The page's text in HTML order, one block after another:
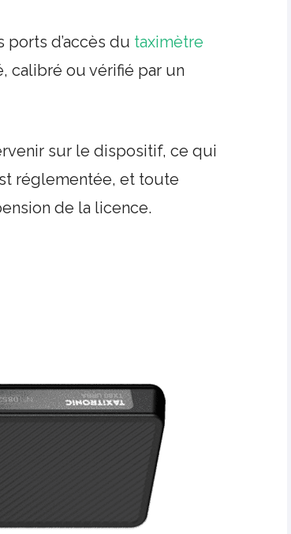
d’accès du taximètre
calibré ou vérifié par un
sur le dispositif, ce qui
réglementée, et toute
de la licence.